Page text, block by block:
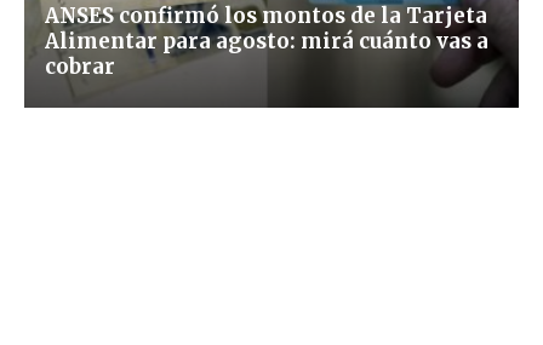
ANSES confirmó los montos de la Tarjeta
Alimentar para agosto: mirá cuánto vas a
cobrar